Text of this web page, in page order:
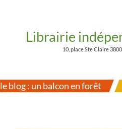
Librairie
10, place Ste Claire
le blog : un balcon en forêt